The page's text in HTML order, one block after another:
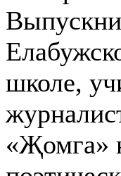
школе,
«Җомга»